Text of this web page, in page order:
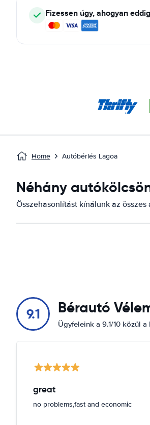
Fizessen úgy, ahogyan
Home Autóbérlés Lagoa
Néhány
Összehasonlítást kínálunk az
9.1 Bérautó
Ügyfeleink a 9.1/10 közül
great
no problems,fast and economic